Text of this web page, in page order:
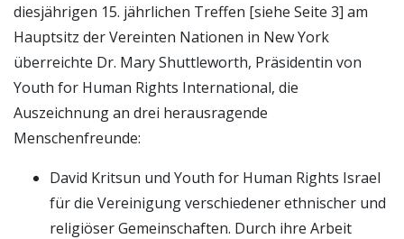
diesjährigen 15. jährlichen Treffen [siehe Seite 3] am
Hauptsitz der Vereinten Nationen in New York
überreichte Dr. Mary Shuttleworth, Präsidentin von
Youth for Human Rights International, die
Auszeichnung an drei herausragende
Menschenfreunde:
David Kritsun und Youth for Human Rights Israel
für die Vereinigung verschiedener ethnischer und
religiöser Gemeinschaften. Durch ihre Arbeit